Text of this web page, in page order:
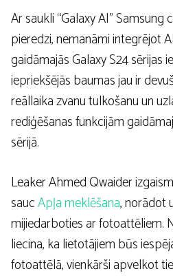
Ar saukli “Galaxy AI”
pieredzi, nemanāmi integrējot
gaidāmajās Galaxy S24 sērijas
iepriekšējās baumas jau ir
reāllaika zvanu tulkošanu un
rediģēšanas funkcijām
sērijā.
Leaker Ahmed Qwaider
saucApļa meklēšana, norādot
mijiedarboties ar fotoattēliem.
liecina, ka lietotājiem būs
fotoattēlā, vienkārši apvelkot